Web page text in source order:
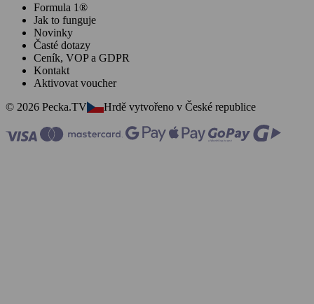
Formula 1®
Jak to funguje
Novinky
Časté dotazy
Ceník, VOP a GDPR
Kontakt
Aktivovat voucher
© 2026 Pecka.TV
Hrdě vytvořeno v České republice